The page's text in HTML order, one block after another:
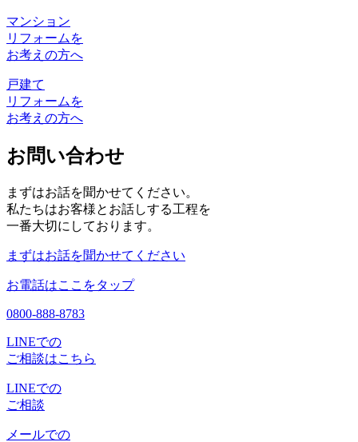
マンション
リフォームを
お考えの方へ
戸建て
リフォームを
お考えの方へ
お問い合わせ
まずはお話を聞かせてください。
私たちはお客様とお話しする工程を
一番大切にしております。
まずはお話を聞かせてください
お電話はここをタップ
0800-888-8783
LINEでの
ご相談はこちら
LINEでの
ご相談
メールでの